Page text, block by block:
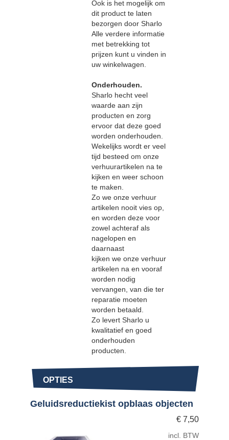
Ook is het mogelijk om
dit product te laten
bezorgen door Sharlo
Alle verdere informatie
met betrekking tot
prijzen kunt u vinden in
uw winkelwagen.
Onderhouden.
Sharlo hecht veel
waarde aan zijn
producten en zorg
ervoor dat deze goed
worden onderhouden.
Wekelijks wordt er veel
tijd besteed om onze
verhuurartikelen na te
kijken en weer schoon
te maken.
Zo we onze verhuur
artikelen nooit vies op,
en worden deze voor
zowel achteraf als
nagelopen en
daarnaast
kijken we onze verhuur
artikelen na en vooraf
worden nodig
vervangen, van die ter
reparatie moeten
worden betaald.
Zo levert Sharlo u
kwalitatief en goed
onderhouden
producten.
OPTIES
Geluidsreductiekist opblaas objecten
€ 7,50
incl. BTW